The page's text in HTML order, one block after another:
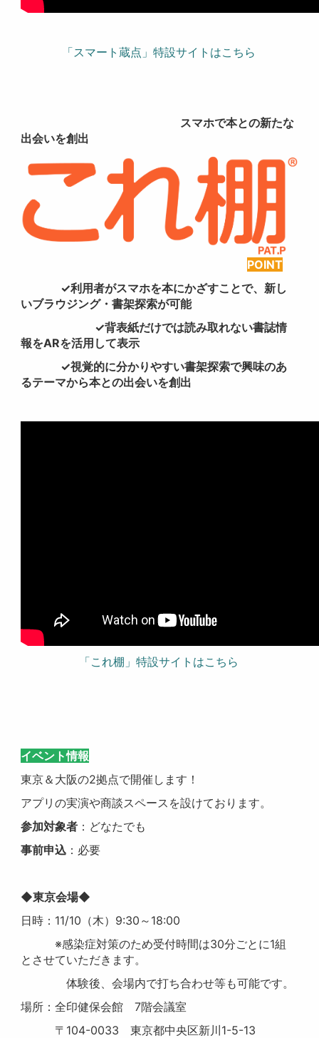
「スマート蔵点」特設サイトはこちら
スマホで本との新たな
出会いを創出
POINT
✓利用者がスマホを本にかざすことで、新し
いブラウジング・書架探索が可能
✓背表紙だけでは読み取れない書誌情
報をARを活用して表示
✓視覚的に分かりやすい書架探索で興味のあ
るテーマから本との出会いを創出
「これ棚」特設サイトはこちら
イベント情報
東京＆大阪の2拠点で開催します！
アプリの実演や商談スペースを設けております。
参加対象者 ：どなたでも
事前申込 ：必要
◆東京会場◆
日時：11/10（木）9:30～18:00
※感染症対策のため受付時間は30分ごとに1組
とさせていただきます。
体験後、会場内で打ち合わせ等も可能です。
場所：全印健保会館 7階会議室
〒104-0033 東京都中央区新川1-5-13